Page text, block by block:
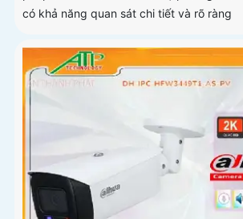
có khả năng quan sát chi tiết và rõ ràng